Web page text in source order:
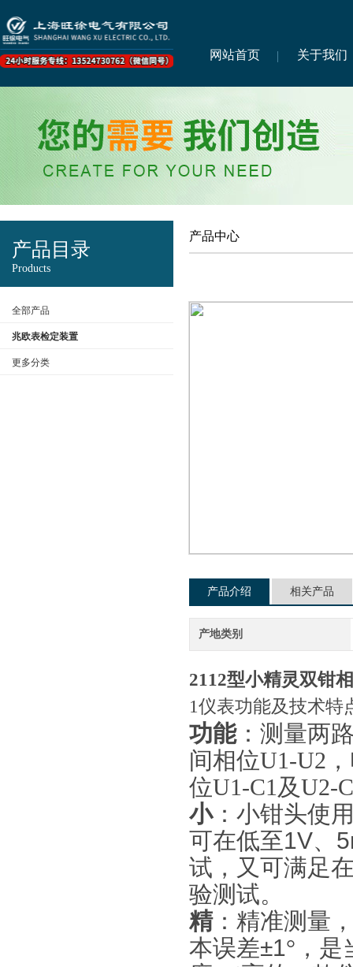
网站首页 关于我们
产品目录
Products
全部产品
兆欧表检定装置
更多分类
产品中心
产品介绍 相关产品
产地类别
2112型小精灵双钳
1仪表功能及技术特
功能：测量两
间相位U1-U2
位U1-C1及U2-
小：小钳头使
可在低至1V、
试，又可满足
验测试。
精：精准测量
本误差±1°，是